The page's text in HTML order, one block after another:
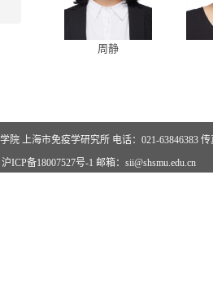
周静
院 上海市免疫学研究所 电话：021-63846383 传
沪ICP备18007527号-1 邮箱：sii@shsmu.edu.cn